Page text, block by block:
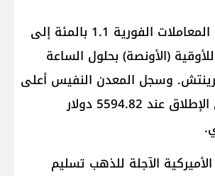
وزاد الذهب في المعاملات الفورية 1.1 بالمئة إلى
للأوقية (الأونصة) بحلول الساعة
جرينتش. وسجل المعدن النفيس أعلى
مستوى له على الإطلاق عند 5594.82 دولار
الآجلة للذهب تسليم